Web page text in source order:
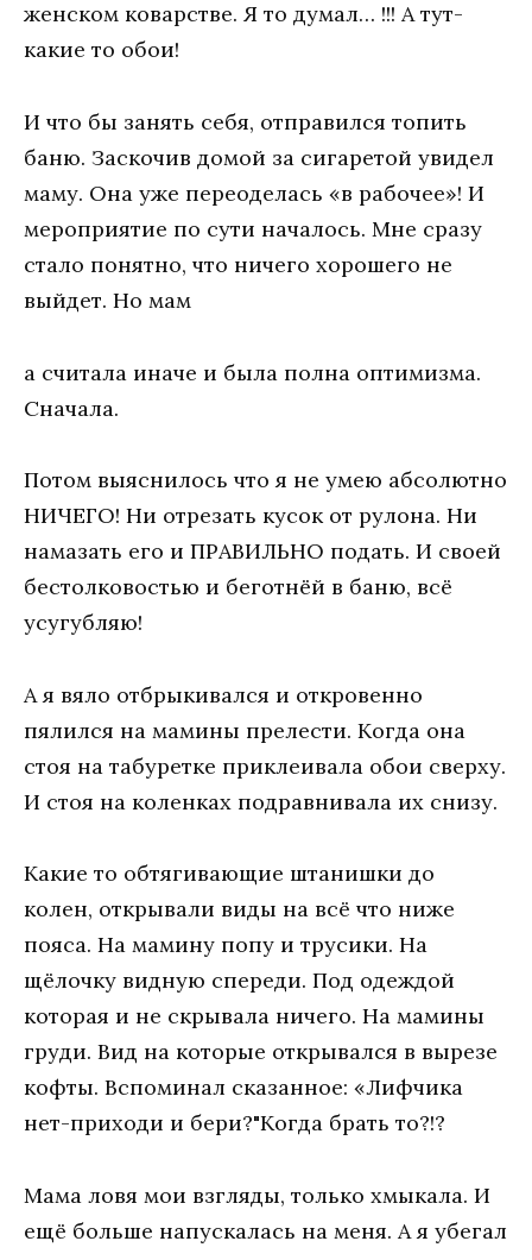
женском коварстве. Я то думал… !!! А тут-
какие то обои!
И что бы занять себя, отправился топить
баню. Заскочив домой за сигаретой увидел
маму. Она уже переоделась «в рабочее»! И
мероприятие по сути началось. Мне сразу
стало понятно, что ничего хорошего не
выйдет. Но мам
а считала иначе и была полна оптимизма.
Сначала.
Потом выяснилось что я не умею абсолютно
НИЧЕГО! Ни отрезать кусок от рулона. Ни
намазать его и ПРАВИЛЬНО подать. И своей
бестолковостью и беготнёй в баню, всё
усугубляю!
А я вяло отбрыкивался и откровенно
пялился на мамины прелести. Когда она
стоя на табуретке приклеивала обои сверху.
И стоя на коленках подравнивала их снизу.
Какие то обтягивающие штанишки до
колен, открывали виды на всё что ниже
пояса. На мамину попу и трусики. На
щёлочку видную спереди. Под одеждой
которая и не скрывала ничего. На мамины
груди. Вид на которые открывался в вырезе
кофты. Вспоминал сказанное: «Лифчика
нет-приходи и бери?"Когда брать то?!?
Мама ловя мои взгляды, только хмыкала. И
ещё больше напускалась на меня. А я убегал